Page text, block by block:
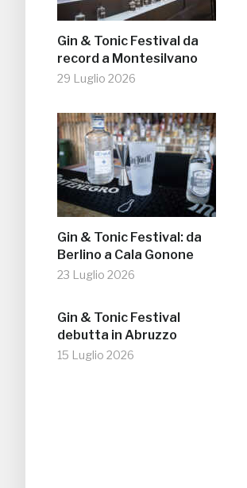
Gin & Tonic Festival da
record a Montesilvano
29 Luglio 2026
Gin & Tonic Festival: da
Berlino a Cala Gonone
23 Luglio 2026
Gin & Tonic Festival
debutta in Abruzzo
15 Luglio 2026